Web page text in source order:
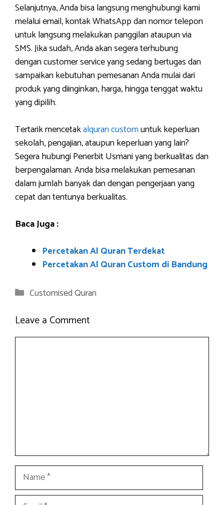
Selanjutnya, Anda bisa langsung menghubungi kami
melalui email, kontak WhatsApp dan nomor telepon
untuk langsung melakukan panggilan ataupun via
SMS. Jika sudah, Anda akan segera terhubung
dengan customer service yang sedang bertugas dan
sampaikan kebutuhan pemesanan Anda mulai dari
produk yang diinginkan, harga, hingga tenggat waktu
yang dipilih.
Tertarik mencetakalquran customuntuk keperluan
sekolah, pengajian, ataupun keperluan yang lain?
Segera hubungi Penerbit Usmani yang berkualitas dan
berpengalaman. Anda bisa melakukan pemesanan
dalam jumlah banyak dan dengan pengerjaan yang
cepat dan tentunya berkualitas.
Baca Juga :
Percetakan Al Quran Terdekat
Percetakan Al Quran Custom di Bandung
Categories
Customised Quran
Leave a Comment
Name
Email